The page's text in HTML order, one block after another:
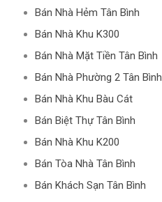
Bán Nhà Hẻm Tân Bình
Bán Nhà Khu K300
Bán Nhà Mặt Tiền Tân Bình
Bán Nhà Phường 2 Tân Bình
Bán Nhà Khu Bàu Cát
Bán Biệt Thự Tân Bình
Bán Nhà Khu K200
Bán Tòa Nhà Tân Bình
Bán Khách Sạn Tân Bình